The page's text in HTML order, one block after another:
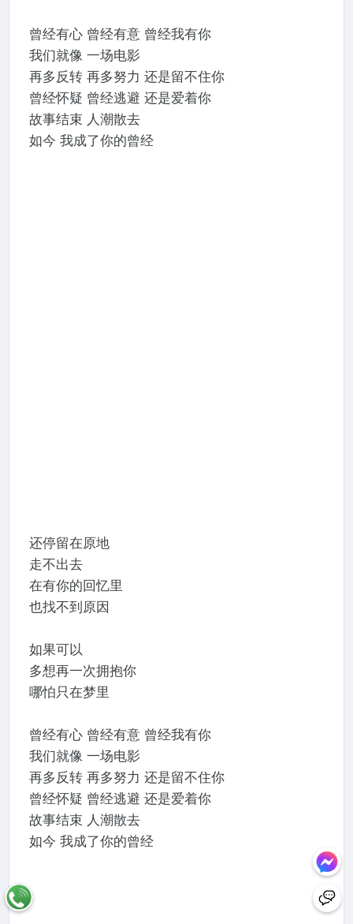
曾经有心 曾经有意 曾经我有你
我们就像 一场电影
再多反转 再多努力 还是留不住你
曾经怀疑 曾经逃避 还是爱着你
故事结束 人潮散去
如今 我成了你的曾经
还停留在原地
走不出去
在有你的回忆里
也找不到原因
如果可以
多想再一次拥抱你
哪怕只在梦里
曾经有心 曾经有意 曾经我有你
我们就像 一场电影
再多反转 再多努力 还是留不住你
曾经怀疑 曾经逃避 还是爱着你
故事结束 人潮散去
如今 我成了你的曾经